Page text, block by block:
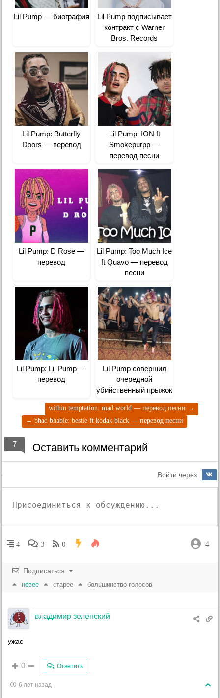
Lil Pump — биография
Lil Pump подписывает
контракт с Warner
Bros. Records
Lil Pump: Butterfly
Doors — перевод
Lil Pump: ION ft
Smokepurpp —
перевод песни
Lil Pump: D Rose —
перевод
Lil Pump: Too Much Ice
ft Quavo — перевод
песни
Lil Pump: Lil Pump —
перевод
Lil Pump совершил
очередной
убийственный прыжок
within temptation: mad world — перевод песни →
← bhad bhabie: bestie ft kodak black — перевод песни
7 Оставить комментарий
Войти через
4 3 0 4
Подписаться
новее старее большинство голосов
владимир зеленский
ужас
0 Ответить
6 лет назад